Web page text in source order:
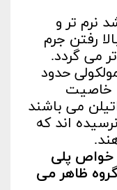
نرم تر و
رفتن جرم
می گردد.
حدود
خاصیت
می باشند
اند که
خواص پلی
ظاهر می